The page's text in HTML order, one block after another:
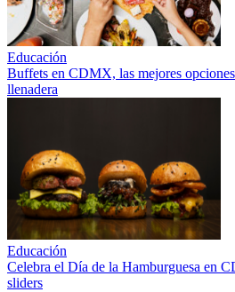
Educación
Buffets en CDMX, las mejores
llenadera
Educación
Celebra el Día de la Hamburguesa en
sliders